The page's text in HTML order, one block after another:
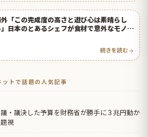
「この完成度の高さと遊び心は素晴らし
日本のとあるシェフが食材で意外なモノを
続きを読む
トで話題の人気記事
・議決した予算を財務省が勝手に３兆円動か
視